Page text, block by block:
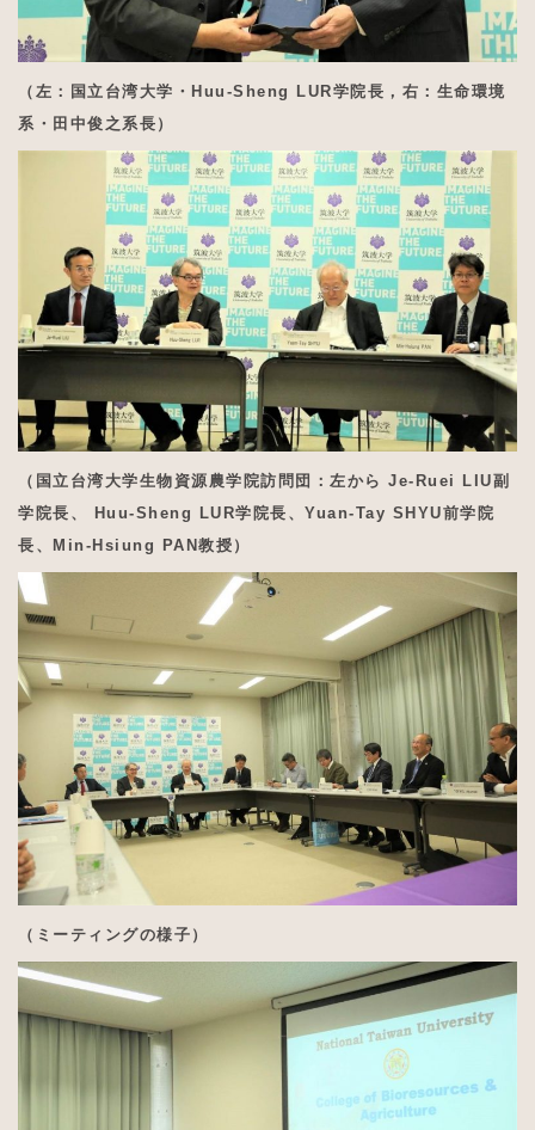
（左：国立台湾大学・Huu-Sheng LUR学院長， 右：生命環境
系・田中俊之系長）
（国立台湾大学生物資源農学院訪問団：左から Je-Ruei LIU副
学院長、 Huu-Sheng LUR学院長、Yuan-Tay SHYU前学院
長、Min-Hsiung PAN教授）
（ミーティングの様子）